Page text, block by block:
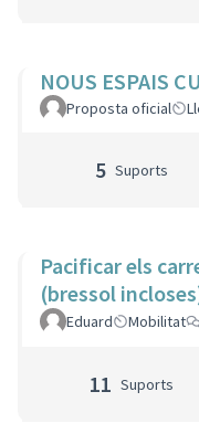
NOUS ESPAIS
Proposta oficial
5 Suports
Pacificar els
(bressol
Eduard Mobilitat
11 Suports